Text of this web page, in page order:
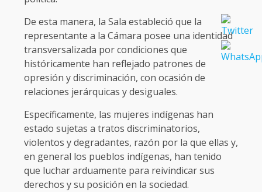
De esta manera, la Sala estableció que la
representante a la Cámara posee una identidad
transversalizada por condiciones que
históricamente han reflejado patrones de
opresión y discriminación, con ocasión de
relaciones jerárquicas y desiguales.
Específicamente, las mujeres indígenas han
estado sujetas a tratos discriminatorios,
violentos y degradantes, razón por la que ellas y,
en general los pueblos indígenas, han tenido
que luchar arduamente para reivindicar sus
derechos y su posición en la sociedad.